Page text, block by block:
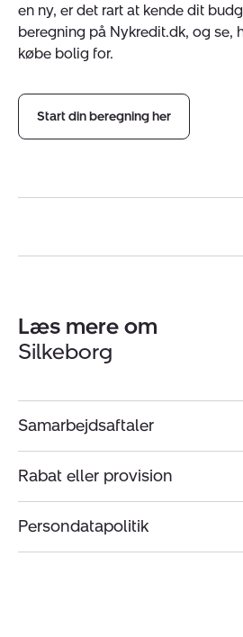
en ny, er det rart at kende dit
beregning på Nykredit.dk, og se,
købe bolig for.
Start din beregning her
Læs mere om
Silkeborg
Samarbejdsaftaler
Rabat eller provision
Persondatapolitik